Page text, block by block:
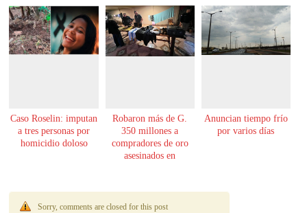
Caso Roselin: imputan
a tres personas por
homicidio doloso
Robaron más de G.
350 millones a
compradores de oro
asesinados en
Anuncian tiempo frío
por varios días
Sorry, comments are closed for this post